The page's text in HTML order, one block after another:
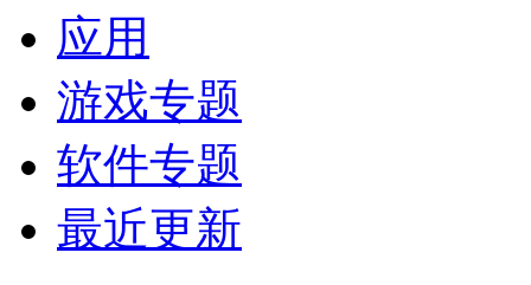
应用
游戏专题
软件专题
最近更新